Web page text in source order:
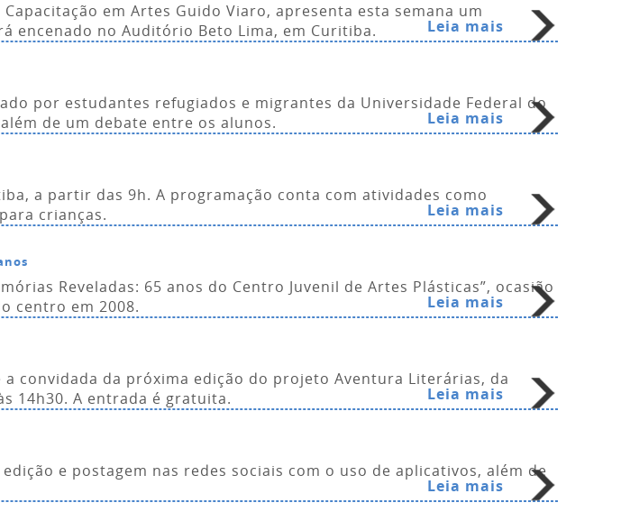
em Artes Guido Viaro, apresenta esta semana um
encenado no Auditório Beto Lima, em Curitiba.
Leia mais
por estudantes refugiados e migrantes da Universidade Federal do
de um debate entre os alunos.
Leia mais
a partir das 9h. A programação conta com atividades como
crianças.
Leia mais
Reveladas: 65 anos do Centro Juvenil de Artes Plásticas”, ocasião
centro em 2008.
Leia mais
convidada da próxima edição do projeto Aventura Literárias, da
14h30. A entrada é gratuita.
Leia mais
e postagem nas redes sociais com o uso de aplicativos, além de
Leia mais